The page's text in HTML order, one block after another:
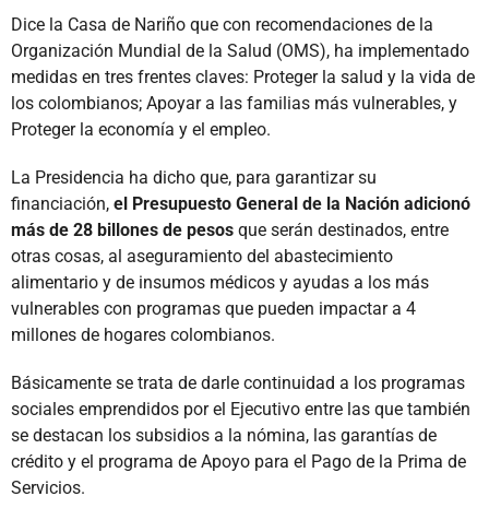
Dice la Casa de Nariño que con recomendaciones de la
Organización Mundial de la Salud (OMS), ha implementado
medidas en tres frentes claves: Proteger la salud y la vida de
los colombianos; Apoyar a las familias más vulnerables, y
Proteger la economía y el empleo.
La Presidencia ha dicho que, para garantizar su
financiación, el Presupuesto General de la Nación adicionó
más de 28 billones de pesos que serán destinados, entre
otras cosas, al aseguramiento del abastecimiento
alimentario y de insumos médicos y ayudas a los más
vulnerables con programas que pueden impactar a 4
millones de hogares colombianos.
Básicamente se trata de darle continuidad a los programas
sociales emprendidos por el Ejecutivo entre las que también
se destacan los subsidios a la nómina, las garantías de
crédito y el programa de Apoyo para el Pago de la Prima de
Servicios.